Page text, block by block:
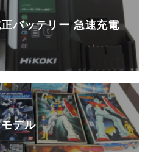
バッテリー 急速充電
デル